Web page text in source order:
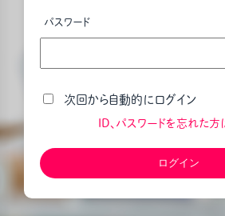
パスワード
次回から自動的にログイン
ID、パスワードを忘れた方